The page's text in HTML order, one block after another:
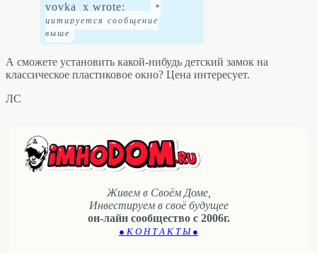
vovka_x wrote:
А сможете установить какой-нибудь детский замок на
классическое пластиковое окно? Цена интересует.
ЛС
Живем в Своём Доме,
Инвестируем в своё будущее
он-лайн сообщество с 2006г.
● К О Н Т А К Т Ы ●